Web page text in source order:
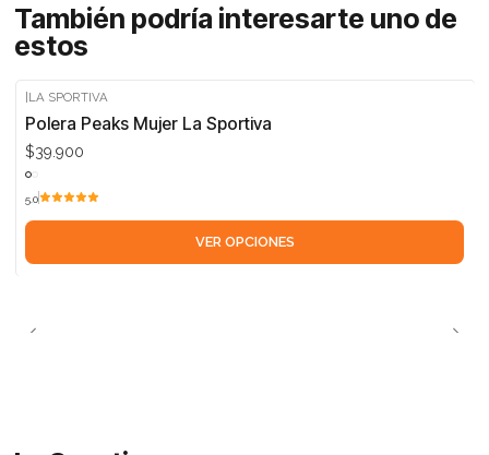
También podría interesarte uno de
estos
LA SPORTIVA
Polera Peaks Mujer La Sportiva
$39.900
5.0
VER OPCIONES